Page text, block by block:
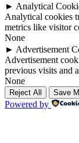
► Analytical
Analytical cookies
metrics like visitor
None
► Advertisement
Advertisement
previous visits and
None
Reject All Save
Powered by